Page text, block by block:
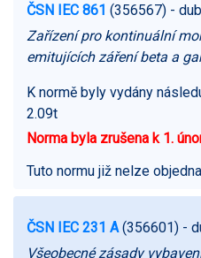
ČSN IEC 861 (356567) -
Zařízení pro kontinuální
emitujících záření beta a
K normě byly vydány
2.09t
Norma byla zrušena k 1.
Tuto normu již nelze
ČSN IEC 231 A(356601) -
Všeobecné zásady